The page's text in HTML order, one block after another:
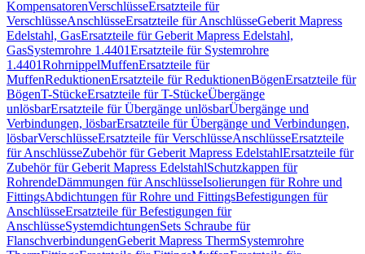
KompensatorenVerschlüsseErsatzteile für
VerschlüsseAnschlüsseErsatzteile für AnschlüsseGeberit Mapress
Edelstahl, GasErsatzteile für Geberit Mapress Edelstahl,
GasSystemrohre 1.4401Ersatzteile für Systemrohre
1.4401RohrnippelMuffenErsatzteile für
MuffenReduktionenErsatzteile für ReduktionenBögenErsatzteile für
BögenT-StückeErsatzteile für T-StückeÜbergänge
unlösbarErsatzteile für Übergänge unlösbarÜbergänge und
Verbindungen, lösbarErsatzteile für Übergänge und Verbindungen,
lösbarVerschlüsseErsatzteile für VerschlüsseAnschlüsseErsatzteile
für AnschlüsseZubehör für Geberit Mapress EdelstahlErsatzteile für
Zubehör für Geberit Mapress EdelstahlSchutzkappen für
RohrendeDämmungen für AnschlüsseIsolierungen für Rohre und
FittingsAbdichtungen für Rohre und FittingsBefestigungen für
AnschlüsseErsatzteile für Befestigungen für
AnschlüsseSystemdichtungenSets Schraube für
FlanschverbindungenGeberit Mapress ThermSystemrohre